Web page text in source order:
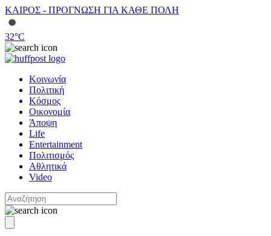
ΚΑΙΡΟΣ - ΠΡΟΓΝΩΣΗ ΓΙΑ ΚΑΘΕ ΠΟΛΗ
32°C
Κοινωνία
Πολιτική
Κόσμος
Οικονομία
Άποψη
Life
Entertainment
Πολιτισμός
Αθλητικά
Video